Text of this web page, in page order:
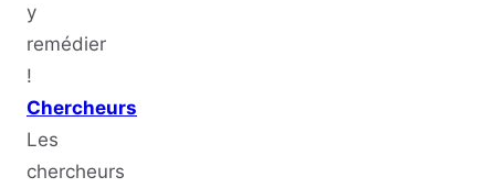
y
remédier
!
Chercheurs
Les
chercheurs